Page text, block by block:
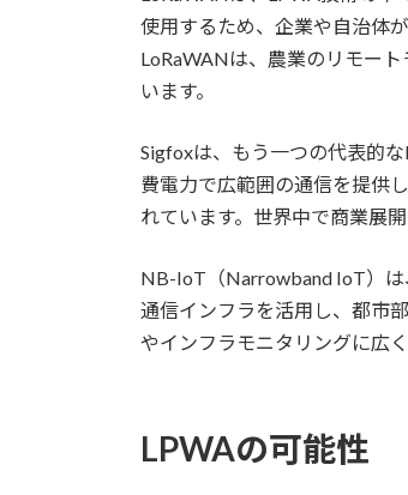
使用するため、企業や自治体
LoRaWANは、農業のリモー
います。
Sigfoxは、もう一つの代表的
費電力で広範囲の通信を提供
れています。世界中で商業展
NB-IoT（Narrowband IoT）は
通信インフラを活用し、都市
やインフラモニタリングに広
LPWAの可能性